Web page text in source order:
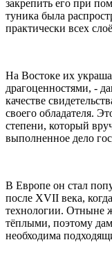
закрепить его при
туника была
практически всех
На Востоке их
драгоценностями, -
качестве
своего обладателя.
степени, который
выполненное дело
В Европе он стал
после XVII века,
технологии. Отныне
тёплыми, поэтому
необходима